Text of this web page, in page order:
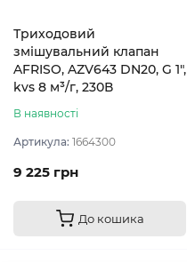
Триходовий
змішувальний клапан
AFRISO, AZV643 DN20, G 1",
kvs 8 м³/г, 230В
В наявності
Артикула: 1664300
9 225 грн
До кошика